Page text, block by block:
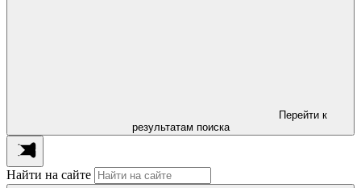
Перейти к
результатам поиска
Найти на сайте